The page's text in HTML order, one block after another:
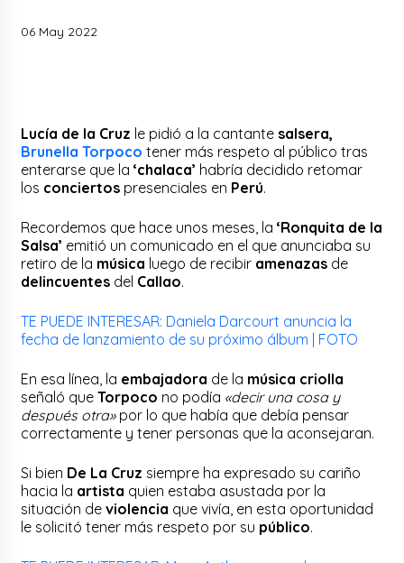
06 May 2022
Lucía de la Cruz le pidió a la cantante salsera,
Brunella Torpocotener más respeto al público tras
enterarse que la‘chalaca’ habría decidido retomar
los conciertos presenciales en Perú.
Recordemos que hace unos meses, la‘Ronquita de la
Salsa’ emitió un comunicado en el que anunciaba su
retiro de la música luego de recibir amenazas de
delincuentes del Callao.
TE PUEDE INTERESAR: Daniela Darcourt anuncia la
fecha de lanzamiento de su próximo álbum | FOTO
En esa línea, la embajadora de la música criolla
señaló queTorpoco no podía «decir una cosa y
después otra»por lo que había que debía pensar
correctamente y tener personas que la aconsejaran.
Si bien De La Cruz siempre ha expresado su cariño
hacia la artista quien estaba asustada por la
situación deviolencia que vivía, en esta oportunidad
le solicitó tener más respeto por su público.